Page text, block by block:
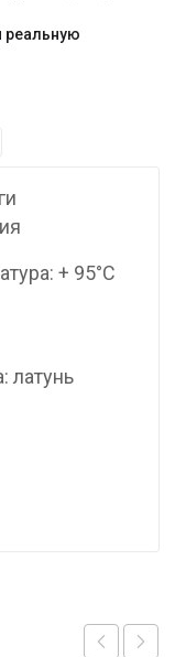
реальную
+ 95°С
латунь